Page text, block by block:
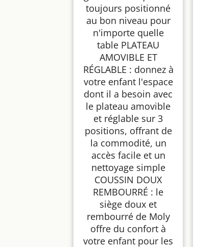
toujours positionné
au bon niveau pour
n'importe quelle
table PLATEAU
AMOVIBLE ET
RÉGLABLE : donnez à
votre enfant l'espace
dont il a besoin avec
le plateau amovible
et réglable sur 3
positions, offrant de
la commodité, un
accès facile et un
nettoyage simple
COUSSIN DOUX
REMBOURRÉ : le
siège doux et
rembourré de Moly
offre du confort à
votre enfant pour les